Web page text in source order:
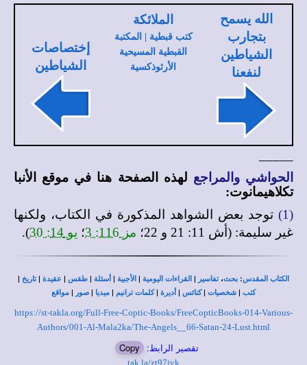
الله يسمح
بتجارب
الشياطين
لنفعنا
الملائكة
كتب قبطية | المكتبة
القبطية المسيحية
الأرثوذكسية
إختصاصات
الشياطين
الحواشي والمراجع لهذه الصفحة هنا في موقع الأنبا
تكلاهيمانوت:
(1)
توجد بعض الشواهد المذكورة في الكتاب، ولكنها
غير سليمة: (أش 11: 21 و 22؛
مز 116: 3 ؛ يو 14: 30 ).
الكتاب المقدس: بحث،تفاسير | القراءات اليومية | الأجبية | أسئلة | طقس | عقيدة |تاريخ |
كتب | شخصيات |كنائس | أديرة |كلمات ترانيم | ميديا | صور | مواقع
https://st-takla.org/Full-Free-Coptic-Books/FreeCopticBooks-014-Various-
Authors/001-Al-Mala2ka/The-Angels__66-Satan-24-Lust.html
تقصير الرابط: Copy
tak.la/zt97jyk